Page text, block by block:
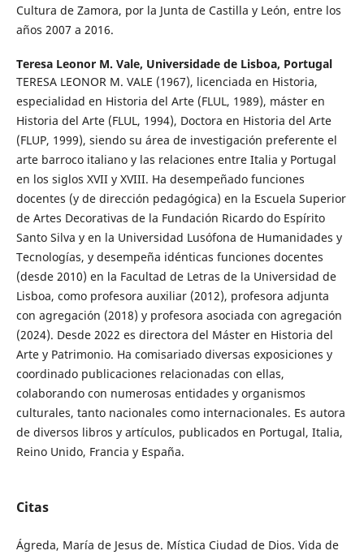
Cultura de Zamora, por la Junta de Castilla y León, entre los
años 2007 a 2016.
Teresa Leonor M. Vale, Universidade de Lisboa, Portugal
TERESA LEONOR M. VALE (1967), licenciada en Historia,
especialidad en Historia del Arte (FLUL, 1989), máster en
Historia del Arte (FLUL, 1994), Doctora en Historia del Arte
(FLUP, 1999), siendo su área de investigación preferente el
arte barroco italiano y las relaciones entre Italia y Portugal
en los siglos XVII y XVIII. Ha desempeñado funciones
docentes (y de dirección pedagógica) en la Escuela Superior
de Artes Decorativas de la Fundación Ricardo do Espírito
Santo Silva y en la Universidad Lusófona de Humanidades y
Tecnologías, y desempeña idénticas funciones docentes
(desde 2010) en la Facultad de Letras de la Universidad de
Lisboa, como profesora auxiliar (2012), profesora adjunta
con agregación (2018) y profesora asociada con agregación
(2024). Desde 2022 es directora del Máster en Historia del
Arte y Patrimonio. Ha comisariado diversas exposiciones y
coordinado publicaciones relacionadas con ellas,
colaborando con numerosas entidades y organismos
culturales, tanto nacionales como internacionales. Es autora
de diversos libros y artículos, publicados en Portugal, Italia,
Reino Unido, Francia y España.
Citas
Ágreda, María de Jesus de. Mística Ciudad de Dios. Vida de